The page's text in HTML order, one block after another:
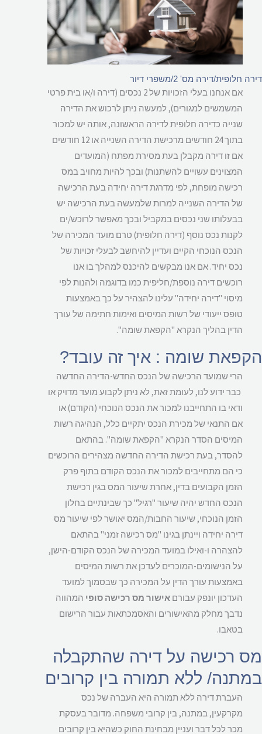
חלופית/דירה מס' 2/משפרי דיור
אם אנחנו בעלי הזכויות של 2 נכסים (דירה ו/או בית פרטי
המשמשים למגורים), למעשה ניתן לרכוש את הדירה
שנייה כדירה חלופית לדירה הראשונה, אותה יש למכור
בתוך 24 חודשים מרכישת הדירה השנייה או 12 חודשים
אם זו דירה מקבלן בעת מסירת מפתח (המועדים
המצוינים עשויים להשתנות) ובכך להיות מחויב במס
רכישה מופחת, לפי מדרגת דירה יחידה בעת הרכישה
של הדירה השנייה למרות שלמעשה בעת הרכישה יש
בבעלותו שני נכסים במקביל ובכך מאפשר לרוכש/ים
לקנות נכס נוסף (דירה חלופית) טרם מועד המכירה של
הנכס הנוכחי הקיים ועדיין להיחשב לבעלי זכויות של
נכס יחיד. אם אנו מבקשים להיכנס למהלך בו אנו
רוכשים דירה נוספת/חליפית כמו בדוגמה ולהנות לפי
מיסוי "דירה יחידה" עלינו להצהיר על כך באמצעות
טופס ייעודי של רשות המיסים ואימות חתימה של עורך
הדין בהליך הנקרא "הקפאת שומה".
שומה : איך זה עובד?
הרי שמועד הרכישה של הנכס החדש-הדירה החדשה
כבר ידוע לנו, לעומת זאת, לא ניתן לקבוע מועד מדויק או
ודאי בו התחייבנו למכור את הנכס הנוכחי (הקודם) או
אם התנאי של מכירת הנכס יתקיים כלל, הנהיגה רשות
המיסים הסדר הנקרא "הקפאת שומה". בהתאם
להסדר, בעת רכישת הדירה החדשה מצהירים הרוכשים
כי הם מתחייבים למכור את הנכס הקודם בתוף פרק
הזמן הקבועים בדין, אחרת שיעור המס בגין רכישת
הנכס החדש יהיה שיעור "רגיל" כך שבינתיים בחלון
הזמן הנוכחי, שיעור החבות/המס יאושר לפי שיעור מס
דירה יחידה ויינתן בגינו "מס רכישה זמני" בהתאם
להצהרה ו-ואילו במועד המכירה של הנכס הקודם-הישן,
על הנישומים-המוכרים לעדכן את רשות המיסים
באמצעות עורך הדין על המכירה כך שבסמוך למועד
העדכון יונפק עבורםאישור מס רכישה סופיהמהווה
נדבך מחלק מהאישורים והאסמכתאות עבור הרישום
בטאבו.
רכישה על דירה שהתקבלה
ללא תמורה בין קרובים
העברת דירה ללא תמורה היא העברה של נכס
מקרקעין, במתנה, בין קרובי משפחה. מדובר בעסקת
מכר לכל דבר ועניין מבחינת החוק כשהיא בין קרובים